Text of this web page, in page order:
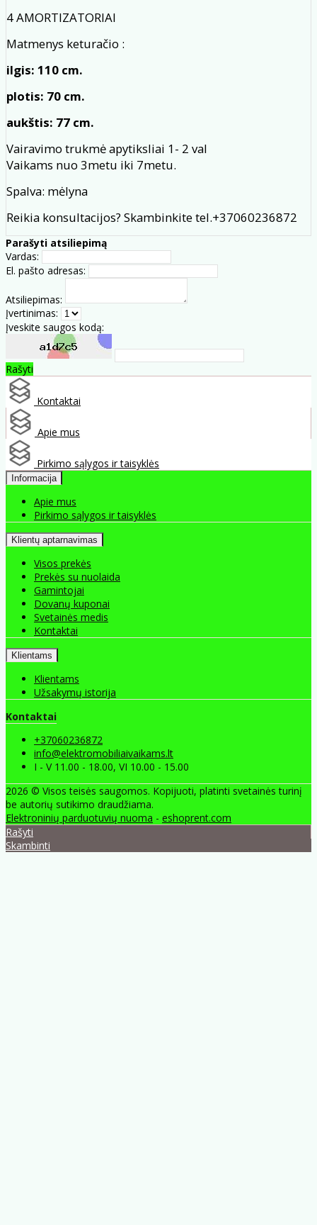
4 AMORTIZATORIAI
Matmenys keturačio :
ilgis: 110 cm.
plotis: 70 cm.
aukštis: 77 cm.
Vairavimo trukmė apytiksliai 1- 2 val
Vaikams nuo 3metu iki 7metu.
Spalva: mėlyna
Reikia konsultacijos? Skambinkite tel.+37060236872
Parašyti atsiliepimą
Vardas:
El. pašto adresas:
Atsiliepimas:
Įvertinimas:
Įveskite saugos kodą:
Rašyti
Kontaktai
Apie mus
Pirkimo sąlygos ir taisyklės
Informacija
Apie mus
Pirkimo sąlygos ir taisyklės
Klientų aptarnavimas
Visos prekės
Prekės su nuolaida
Gamintojai
Dovanų kuponai
Svetainės medis
Kontaktai
Klientams
Klientams
Užsakymų istorija
Kontaktai
+37060236872
info@elektromobiliaivaikams.lt
I - V 11.00 - 18.00, VI 10.00 - 15.00
2026 © Visos teisės saugomos. Kopijuoti, platinti svetainės turinį
be autorių sutikimo draudžiama.
Elektroninių parduotuvių nuoma - eshoprent.com
Rašyti
Skambinti